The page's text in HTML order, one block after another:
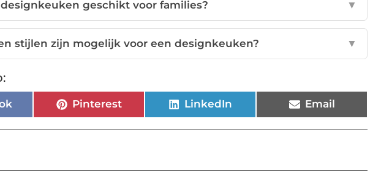
designkeuken geschikt voor families? ▼
stijlen zijn mogelijk voor een designkeuken? ▼
Pinterest LinkedIn Email